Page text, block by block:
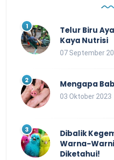
Telur Biru
Kaya Nutrisi
07 September
Mengapa
03 Oktober 2023
Dibalik
Warna-
Diketahui!